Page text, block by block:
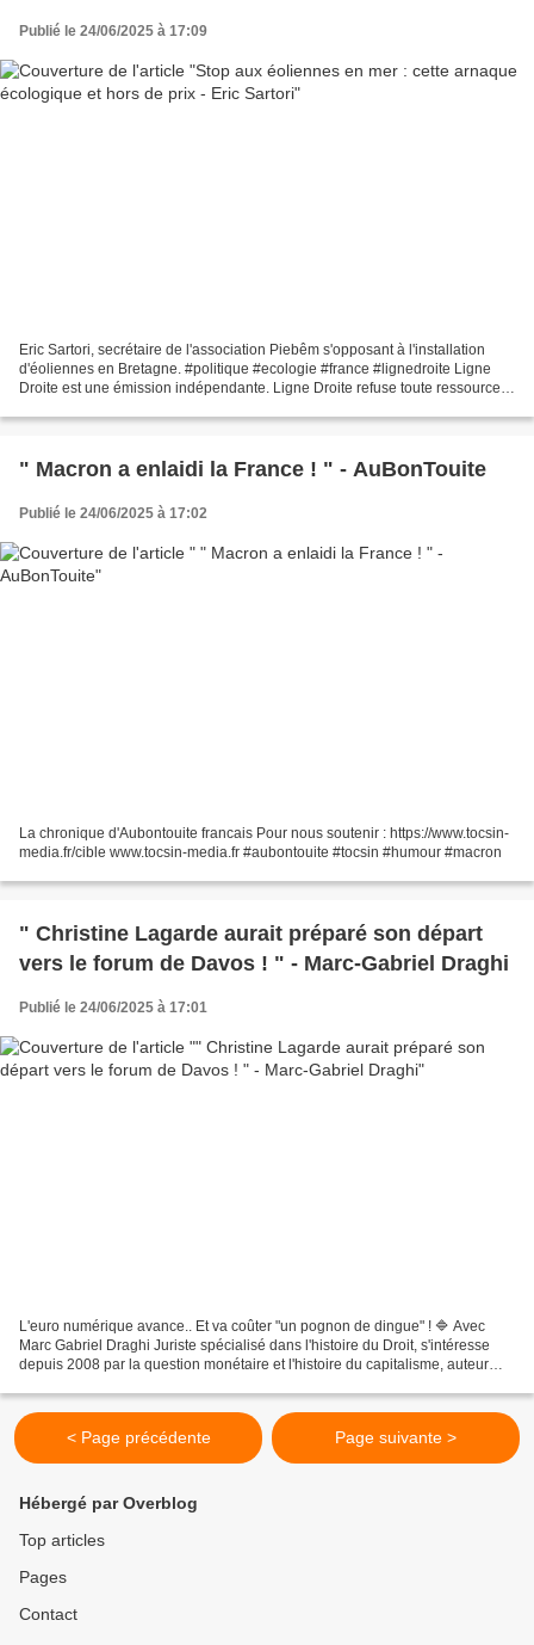
Publié le 24/06/2025 à 17:09
Eric Sartori, secrétaire de l'association Piebêm s'opposant à l'installation
d'éoliennes en Bretagne. #politique #ecologie #france #lignedroite Ligne
Droite est une émission indépendante. Ligne Droite refuse toute ressource
" Macron a enlaidi la France ! " - AuBonTouite
Publié le 24/06/2025 à 17:02
La chronique d'Aubontouite francais Pour nous soutenir : https://www.tocsin-
media.fr/cible www.tocsin-media.fr #aubontouite #tocsin #humour #macron
" Christine Lagarde aurait préparé son départ
vers le forum de Davos ! " - Marc-Gabriel Draghi
Publié le 24/06/2025 à 17:01
L'euro numérique avance.. Et va coûter "un pognon de dingue" ! 🔷 Avec
Marc Gabriel Draghi Juriste spécialisé dans l'histoire du Droit, s'intéresse
depuis 2008 par la question monétaire et l'histoire du capitalisme, auteur
< Page précédente Page suivante >
Hébergé par Overblog
Top articles
Pages
Contact